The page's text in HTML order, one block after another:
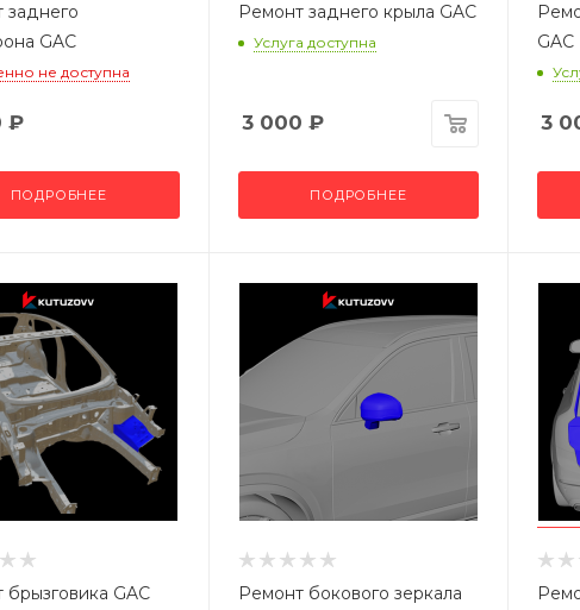
заднего
GAC
не доступна
₽
ПОДРОБНЕЕ
Ремонт заднего крыла GAC
Услуга доступна
3 000 ₽
ПОДРОБНЕЕ
GAC
3
брызговика GAC
Ремонт бокового зеркала